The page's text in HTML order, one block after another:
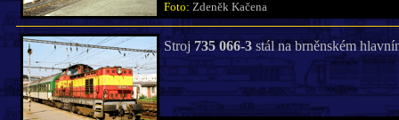
Foto: Zdeněk Kačena
Stroj735 066-3stál na brněnském